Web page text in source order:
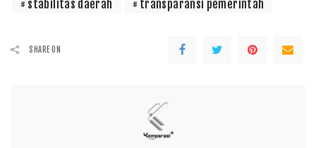
stabilitas daerah transparansi pemerintah
SHARE ON